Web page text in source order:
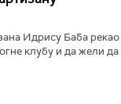
Идрису Баба рекао
клубу и да жели да